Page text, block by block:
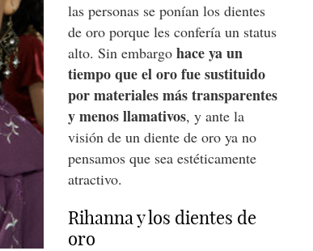
las personas se ponían los dientes
de oro porque les confería un status
alto. Sin embargohace ya un
tiempo que el oro fue sustituido
por materiales más transparentes
y menos llamativos, y ante la
visión de un diente de oro ya no
pensamos que sea estéticamente
atractivo.
Rihanna y los dientes de
oro